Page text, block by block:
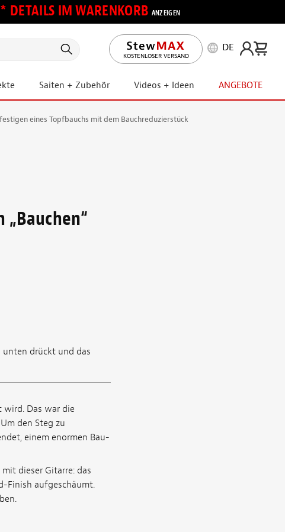
DETAILS IM WARENKORB ANZEIGEN
KOSTENLOSER VERSAND
DE
Saiten + Zubehör Videos + Ideen ANGEBOTE
eines Topfbauchs mit dem Bauchreduzierstück
unten drückt und das
wird. Das war die
den Steg zu
einem enormen Bau-
dieser Gitarre: das
Finish aufgeschäumt.